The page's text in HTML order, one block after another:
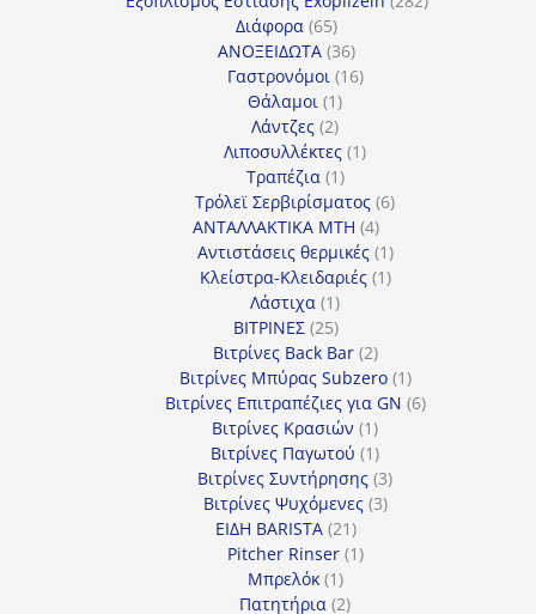
Διάφορα 6565
προϊόντα
ΑΝΟΞΕΙΔΩΤΑ 3636
προϊόντα
Γαστρονόμοι 1616
Θάλαμοι 11
προϊόν
Λάντζες 22
προϊόντα
Λιποσυλλέκτες 11
Τραπέζια 11
προϊόν
Τρόλεϊ Σερβιρίσματος 66
ΑΝΤΑΛΛΑΚΤΙΚΑ MTH 44
προϊόντα
Αντιστάσεις θερμικές 11
προϊόν
Κλείστρα-Κλειδαριές 11
Λάστιχα 11
προϊόν
ΒΙΤΡΙΝΕΣ 2525
προϊόντα
Βιτρίνες Back Bar 22
προϊόντα
Βιτρίνες Mπύρας Subzero 11
προϊόν
Βιτρίνες Επιτραπέζιες για GN 66
Βιτρίνες Κρασιών 11
προϊόν
Βιτρίνες Παγωτού 11
προϊόν
Βιτρίνες Συντήρησης 33
προϊόντα
Βιτρίνες Ψυχόμενες 33
ΕΙΔΗ BARISTA 2121
προϊόντα
Pitcher Rinser 11
Μπρελόκ 11
προϊόν
Πατητήρια 22